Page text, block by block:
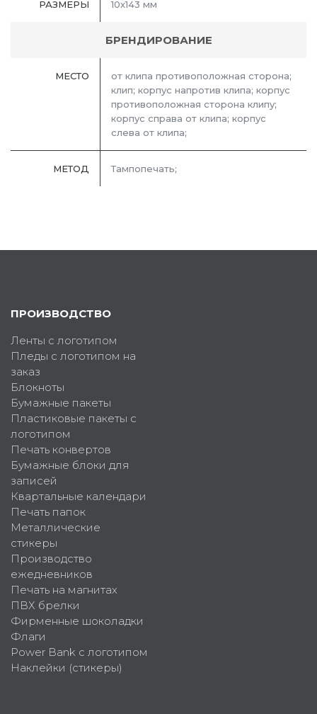
РАЗМЕРЫ 10х143 мм
БРЕНДИРОВАНИЕ
МЕСТО
от клипа противоположная сторона;
клип; корпус напротив клипа; корпус
противоположная сторона клипу;
корпус справа от клипа; корпус
слева от клипа;
МЕТОД Тампопечать;
ПРОИЗВОДСТВО
Ленты с логотипом
Пледы с логотипом на
заказ
Блокноты
Бумажные пакеты
Пластиковые пакеты с
логотипом
Печать конвертов
Бумажные блоки для
записей
Квартальные календари
Печать папок
Металлические
стикеры
Производство
ежедневников
Печать на магнитах
ПВХ брелки
Фирменные шоколадки
Флаги
Power Bank с логотипом
Наклейки (стикеры)